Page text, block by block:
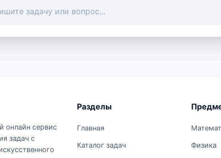
онлайн сервис
задач с
Разделы
Главная
Каталог задач Физика